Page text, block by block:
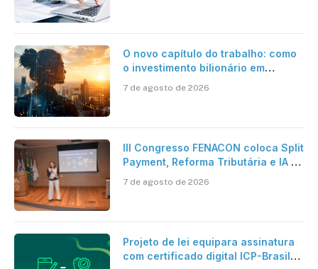
O novo capítulo do trabalho: como
o investimento bilionário em
verdadeira era da inteligência
7 de agosto de 2026
III Congresso FENACON coloca Split
Payment, Reforma Tributária e IA no
7 de agosto de 2026
Projeto de lei equipara assinatura
com certificado digital ICP-Brasil